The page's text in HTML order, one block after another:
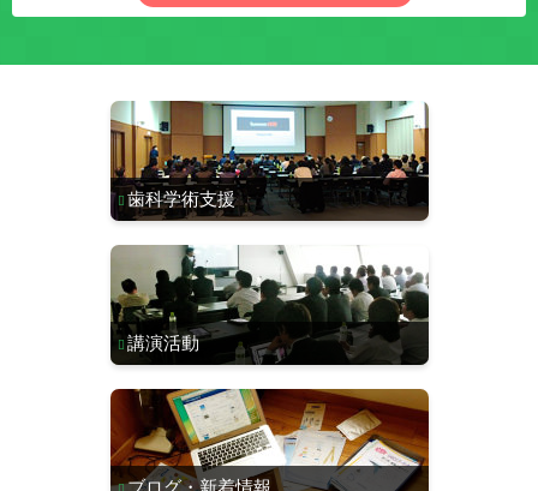
歯科学術支援
講演活動
ブログ・新着情報